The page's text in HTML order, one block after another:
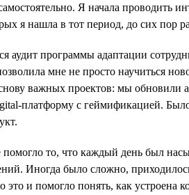
Я начала проводить
я нашла в тот период, до сих пор
аудит программы адаптации
мне не просто научиться
важных проектов: мы
платформу с геймификацией.
помогло то, что каждый день был
Иногда было сложно,
и помогло понять, как устроена